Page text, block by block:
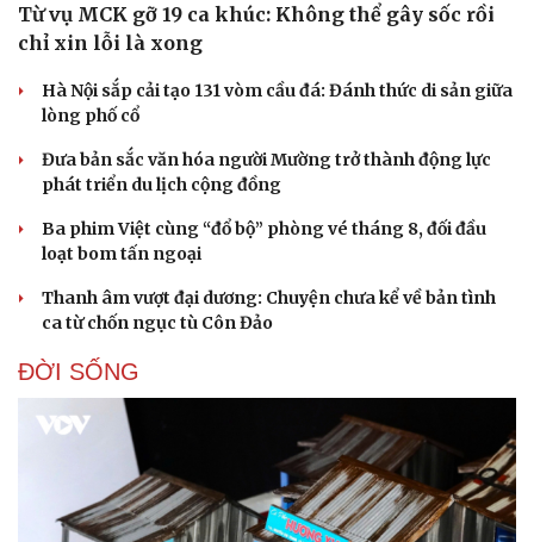
Từ vụ MCK gỡ 19 ca khúc: Không thể gây sốc rồi
chỉ xin lỗi là xong
Hà Nội sắp cải tạo 131 vòm cầu đá: Đánh thức di sản giữa
lòng phố cổ
Đưa bản sắc văn hóa người Mường trở thành động lực
phát triển du lịch cộng đồng
Ba phim Việt cùng “đổ bộ” phòng vé tháng 8, đối đầu
loạt bom tấn ngoại
Thanh âm vượt đại dương: Chuyện chưa kể về bản tình
ca từ chốn ngục tù Côn Đảo
ĐỜI SỐNG